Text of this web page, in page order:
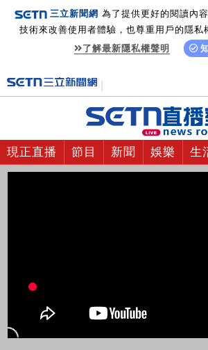
三立新聞網 為了提供更好的閱讀內
技術來改善使用者體驗，也尊重用戶的隱私
了解最新隱私權聲明
現正直播 節目 新聞 娛樂 生